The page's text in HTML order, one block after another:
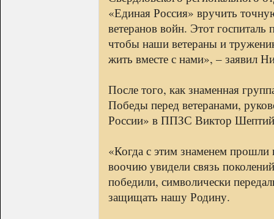
«Единая Россия» вручить
ветеранов войн. Этот
чтобы наши ветераны и
жить вместе с нами», – заявил
После того, как знаменная
Победы перед ветеранами,
России» в ППЗС Виктор
«Когда с этим знаменем
воочию увидели связь
победили, символически
защищать нашу Родину.